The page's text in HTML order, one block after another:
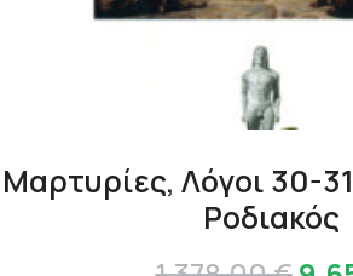
Μαρτυρίες, Λόγοι 30-
Ροδιακός